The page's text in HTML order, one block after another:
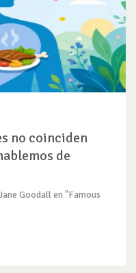
no coinciden
de
Goodall en "Famous